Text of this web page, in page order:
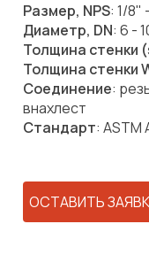
Размер, NPS: 1/8"
Диаметр, DN: 6 -
Толщина стенки
Толщина стенки
Соединение:
внахлест
Стандарт: ASTM
ОСТАВИТЬ